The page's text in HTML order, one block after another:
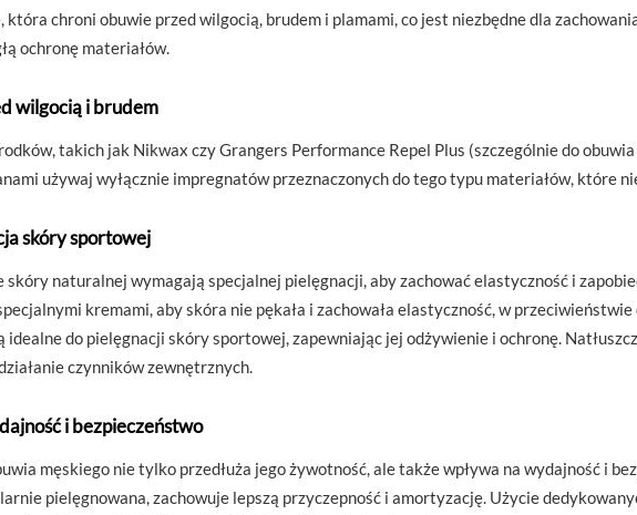
chroni obuwie przed wilgocią, brudem i plamami, co jest niezbędne dla
ochronę materiałów.
wilgocią i brudem
takich jak Nikwax czy Grangers Performance Repel Plus (szczególnie do
używaj wyłącznie impregnatów przeznaczonych do tego typu materiałów, które
skóry sportowej
naturalnej wymagają specjalnej pielęgnacji, aby zachować elastyczność i
kremami, aby skóra nie pękała i zachowała elastyczność, w
idealne do pielęgnacji skóry sportowej, zapewniając jej odżywienie i ochronę.
czynników zewnętrznych.
i bezpieczeństwo
męskiego nie tylko przedłuża jego żywotność, ale także wpływa na wydajność i
pielęgnowana, zachowuje lepszą przyczepność i amortyzację. Użycie